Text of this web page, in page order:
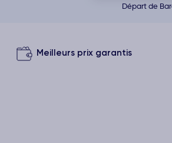
Départ de
Meilleurs prix garantis